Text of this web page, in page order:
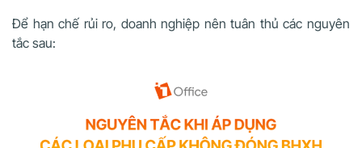
Để hạn chế rủi ro, doanh nghiệp nên tuân thủ các nguyên
tắc sau: